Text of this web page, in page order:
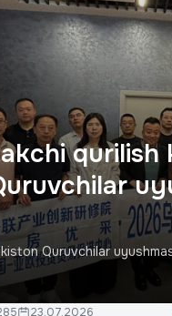
qurilish
Quruvchilar
23.07.2026